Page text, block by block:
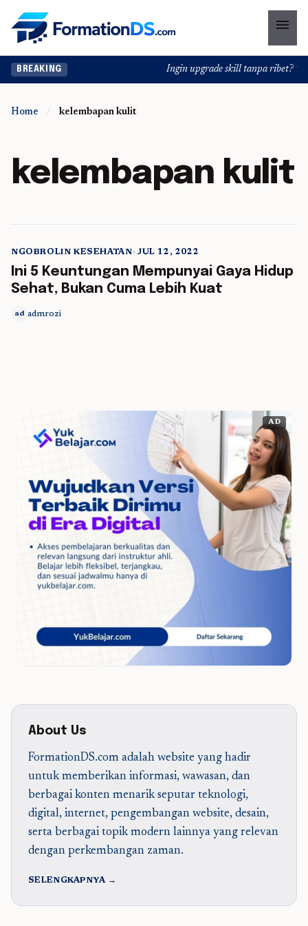
menu
BREAKING Ingin upgrade skill tanpa ribet?
Home / kelembapan kulit
kelembapan kulit
5 min read
NGOBROLIN KESEHATAN• JUL 12, 2022
Ini 5 Keuntungan Mempunyai Gaya Hidup
Sehat, Bukan Cuma Lebih Kuat
ad admrozi
AD
About Us
FormationDS.com adalah website yang hadir
untuk memberikan informasi, wawasan, dan
berbagai konten menarik seputar teknologi,
digital, internet, pengembangan website, desain,
serta berbagai topik modern lainnya yang relevan
dengan perkembangan zaman.
SELENGKAPNYA →